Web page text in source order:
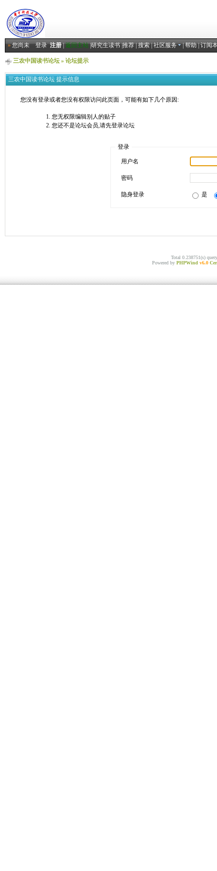
»您尚未登录 注册|返回主站|研究生读书|推荐|搜索|社区服务 |帮助|订阅
三农中国读书论坛» 论坛提示
三农中国读书论坛 提示信息
您没有登录或者您没有权限访问此页面，可能有如下几个原因:
您无权限编辑别人的贴子
您还不是论坛会员,请先登录论坛
登录
用户名
密码
隐身登录 是
Total 0.238751(s)
Powered by PHPWind v6.0